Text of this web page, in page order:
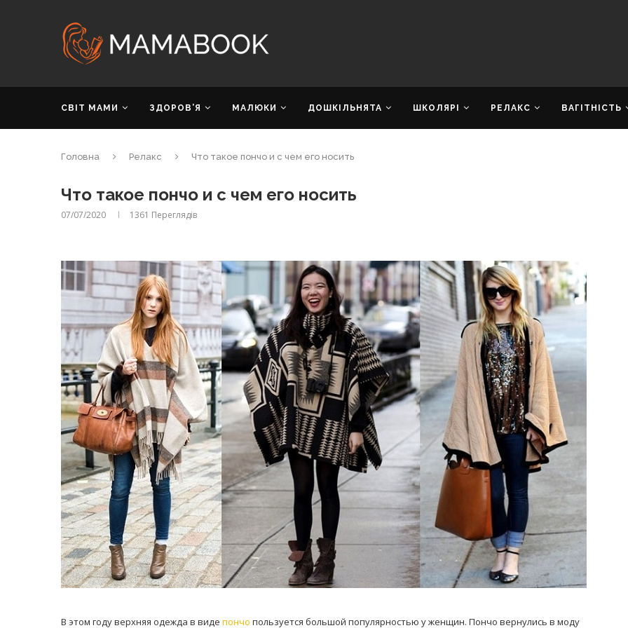
СВІТ МАМИ ЗДОРОВ’Я МАЛЮКИ ДОШКІЛЬНЯТА ШКОЛЯРІ РЕЛАКС ВАГІТНІСТЬ
Головна Релакс Что такое пончо и с чем его носить
Что такое пончо и с чем его носить
07/07/2020 1361 Переглядів
В этом году верхняя одежда в виде пончо пользуется большой популярностью у женщин. Пончо вернулись в моду
принимать
никакого кипятка
30/Січ/2021
Лікарі назвали симптоми
коронавірусу в дітей
14/Бер/2020
Попробуйте рецепт
легендарного супа доктора
Моро, который без...
08/Січ/2021